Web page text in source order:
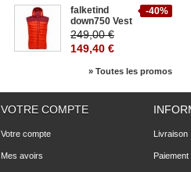
-40%
falketind
down750 Vest
249,00 €
149,40 €
» Toutes les promos
VOTRE COMPTE
Votre compte
Mes avoirs
Livraison